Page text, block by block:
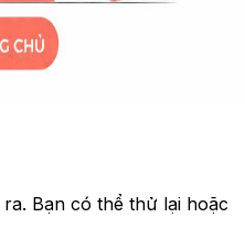
Bạn có thể thử lại hoặc